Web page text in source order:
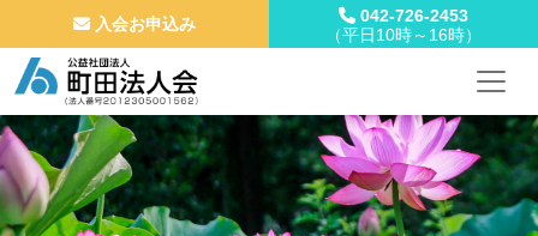
コンテンツへスキップ
メインナビゲーション
入会お申込み
042-726-2453
（平日10時～16時）